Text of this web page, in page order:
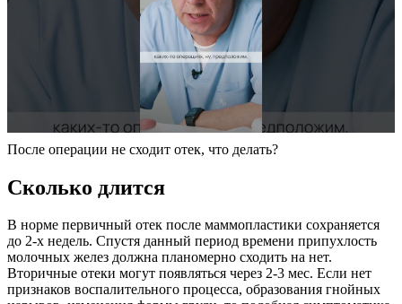
После операции не сходит отек, что делать?
Сколько длится
В норме первичный отек после маммопластики сохраняется
до 2-х недель. Спустя данный период времени припухлость
молочных желез должна планомерно сходить на нет.
Вторичные отеки могут появляться через 2-3 мес. Если нет
признаков воспалительного процесса, образования гнойных